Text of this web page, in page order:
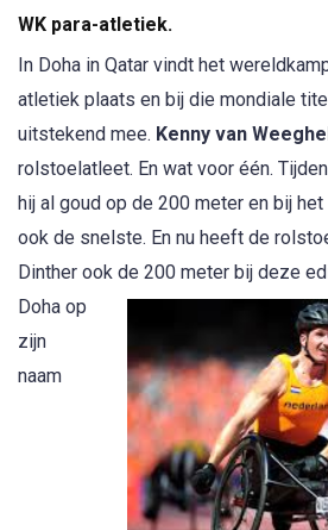
WK para-atletiek.
In Doha in Qatar vindt het
atletiek plaats en bij die mondiale
uitstekend mee. Kenny van Weeghel
rolstoelatleet. En wat voor één.
hij al goud op de 200 meter en bij
ook de snelste. En nu heeft de
Dinther ook de 200 meter bij deze
Doha op
zijn
naam